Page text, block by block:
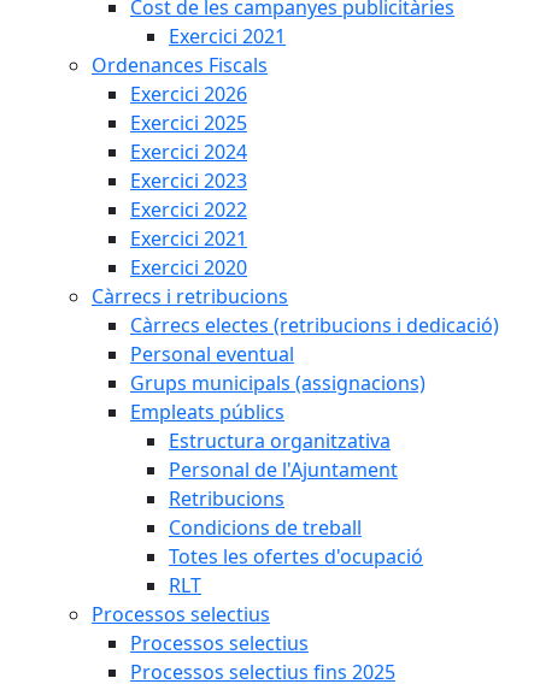
Cost de les campanyes publicitàries
Exercici 2021
Ordenances Fiscals
Exercici 2026
Exercici 2025
Exercici 2024
Exercici 2023
Exercici 2022
Exercici 2021
Exercici 2020
Càrrecs i retribucions
Càrrecs electes (retribucions i dedicació)
Personal eventual
Grups municipals (assignacions)
Empleats públics
Estructura organitzativa
Personal de l'Ajuntament
Retribucions
Condicions de treball
Totes les ofertes d'ocupació
RLT
Processos selectius
Processos selectius
Processos selectius fins 2025